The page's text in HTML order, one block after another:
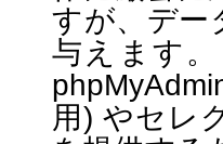
すが、デー
与えます
用) やセレ